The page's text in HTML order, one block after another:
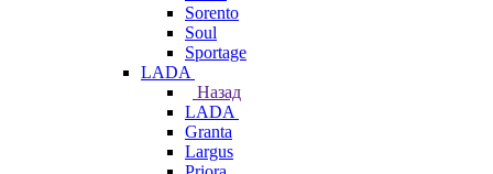
Sorento
Soul
Sportage
LADA
Назад
LADA
Granta
Largus